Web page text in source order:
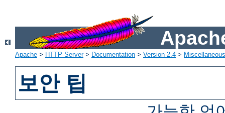
Apache > HTTP Server> Documentation > Version 2.4 >
보안 팁